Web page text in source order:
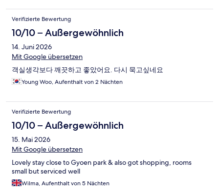
Verifizierte Bewertung
10/10 – Außergewöhnlich
14. Juni 2026
Mit Google übersetzen
객실생각보다 깨끗하고 좋았어요. 다시 묵고싶네요
Young Woo, Aufenthalt von 2 Nächten
Verifizierte Bewertung
10/10 – Außergewöhnlich
15. Mai 2026
Mit Google übersetzen
Lovely stay close to Gyoen park & also got shopping, rooms
small but serviced well
Wilma, Aufenthalt von 5 Nächten